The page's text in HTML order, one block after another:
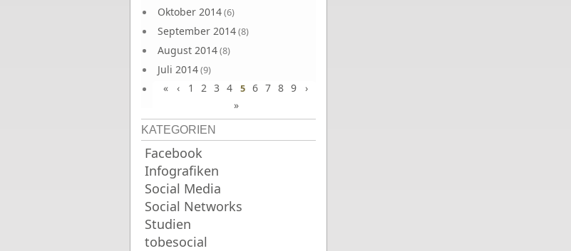
Oktober 2014(6)
September 2014(8)
August 2014(8)
Juli 2014(9)
Juni 2014(8)
« ‹ 1 2 3 4 5 6 7 8 9
›
»
KATEGORIEN
Facebook
Infografiken
Social Media
Social Networks
Studien
tobesocial